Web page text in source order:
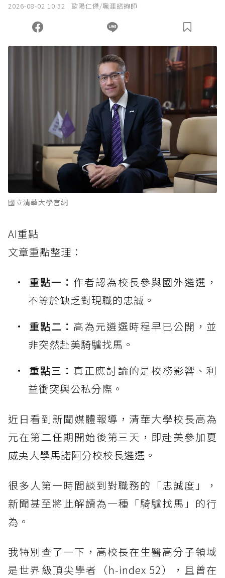
2026-08-02 10:32 歐陽仁傑/職涯諮詢師
國立清華大學官網
AI重點
文章重點整理：
重點一： 作者認為校長參與國外遴選，
不等於缺乏對現職的忠誠。
重點二： 高為元遴選時程早已公開，並
非突然赴美騎驢找馬。
重點三： 真正應討論的是校務影響、利
益衝突與公私分際。
近日看到新聞媒體報導，清華大學校長高為
元在第二任期開始後第三天，即赴美參加夏
威夷大學馬諾阿分校校長遴選。
很多人第一時間談到對職務的「忠誠度」，
新聞甚至將此解讀為一種「騎驢找馬」的行
為。
我特別查了一下，高校長在生醫高分子領域
是世界級頂尖學者（h-index 52），且曾在